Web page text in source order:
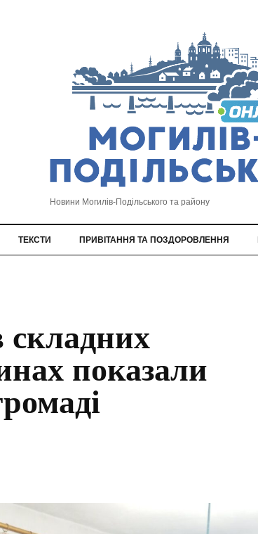
Новини Могилів-Подільського та району
ТЕКСТИ ПРИВІТАННЯ ТА ПОЗДОРОВЛЕННЯ
складних
показали